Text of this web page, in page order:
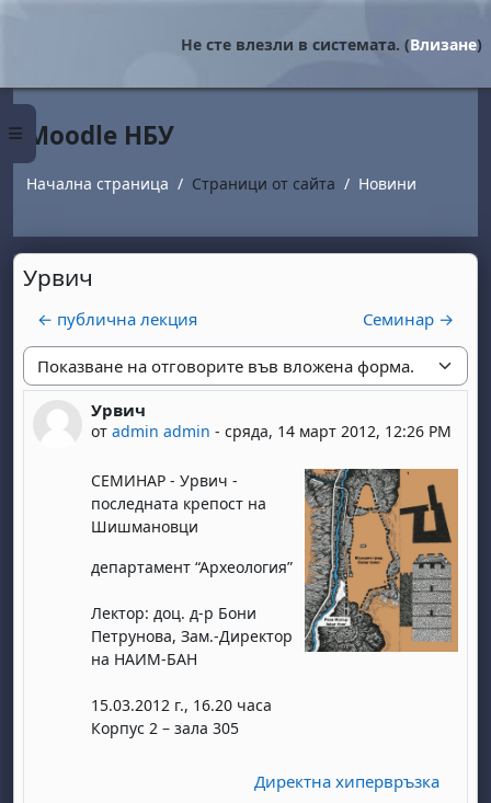
Страничен панел
Не сте влезли в системата. (Влизане)
Moodle НБУ
Начална страница Страници от сайта Новини
Урвич
← публична лекция Семинар →
Начин на показване
Урвич
от admin admin - сряда, 14 март 2012, 12:26 PM
Number of replies: 0
СЕМИНАР - Урвич -
последната крепост на
Шишмановци
департамент “Археология”
Лектор: доц. д-р Бони
Петрунова, Зам.-Директор
на НАИМ-БАН
15.03.2012 г., 16.20 часа
Корпус 2 – зала 305
Директна хипервръзка